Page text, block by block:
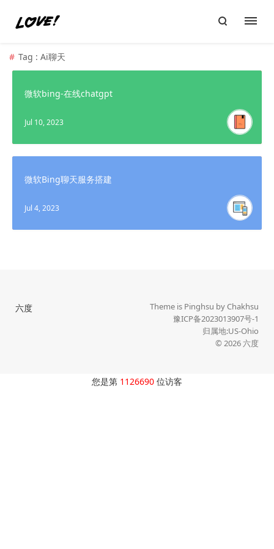
Tag : Ai聊天
微软bing-在线chatgpt
Jul 10, 2023
微软Bing聊天服务搭建
Jul 4, 2023
六度 Theme is Pinghsu byChakhsu
豫ICP备2023013907号-1
归属地:US-Ohio
© 2026 六度
您是第 1126690 位访客